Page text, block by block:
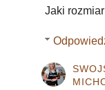
Jaki